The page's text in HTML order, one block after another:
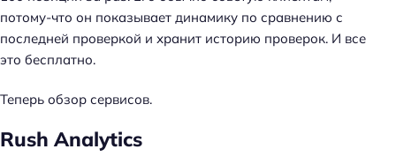
потому-что он показывает динамику по сравнению с
последней проверкой и хранит историю проверок. И все
это бесплатно.
Теперь обзор сервисов.
Rush Analytics